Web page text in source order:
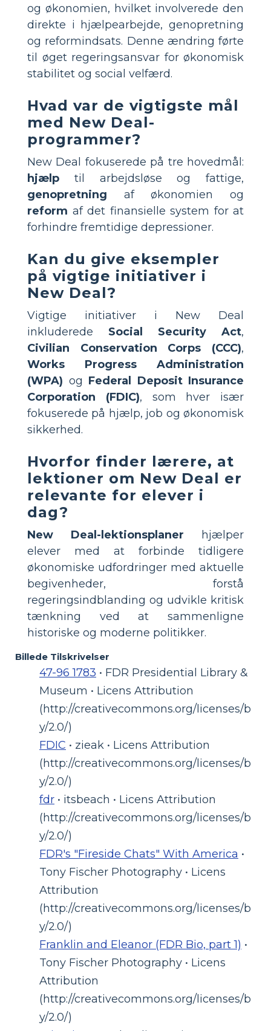
og økonomien, hvilket involverede den
direkte i hjælpearbejde, genopretning
og reformindsats. Denne ændring førte
til øget regeringsansvar for økonomisk
stabilitet og social velfærd.
Hvad var de vigtigste mål
med New Deal-
programmer?
New Deal fokuserede på tre hovedmål:
hjælp til arbejdsløse og fattige,
genopretning af økonomien og
reform af det finansielle system for at
forhindre fremtidige depressioner.
Kan du give eksempler
på vigtige initiativer i
New Deal?
Vigtige initiativer i New Deal
inkluderede Social Security Act,
Civilian Conservation Corps (CCC),
Works Progress Administration
(WPA) og Federal Deposit Insurance
Corporation (FDIC), som hver især
fokuserede på hjælp, job og økonomisk
sikkerhed.
Hvorfor finder lærere, at
lektioner om New Deal er
relevante for elever i
dag?
New Deal-lektionsplaner hjælper
elever med at forbinde tidligere
økonomiske udfordringer med aktuelle
begivenheder, forstå
regeringsindblanding og udvikle kritisk
tænkning ved at sammenligne
historiske og moderne politikker.
Billede Tilskrivelser
47-96 1783 • FDR Presidential Library &
Museum • Licens Attribution
(http://creativecommons.org/licenses/b
y/2.0/)
FDIC • zieak • Licens Attribution
(http://creativecommons.org/licenses/b
y/2.0/)
fdr • itsbeach • Licens Attribution
(http://creativecommons.org/licenses/b
y/2.0/)
FDR's "Fireside Chats" With America •
Tony Fischer Photography • Licens
Attribution
(http://creativecommons.org/licenses/b
y/2.0/)
Franklin and Eleanor (FDR Bio, part 1) •
Tony Fischer Photography • Licens
Attribution
(http://creativecommons.org/licenses/b
y/2.0/)